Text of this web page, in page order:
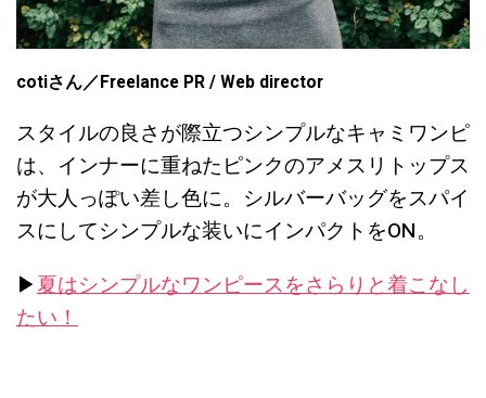
cotiさん／Freelance PR / Web director
スタイルの良さが際立つシンプルなキャミワンピ
は、インナーに重ねたピンクのアメスリトップス
が大人っぽい差し色に。シルバーバッグをスパイ
スにしてシンプルな装いにインパクトをON。
▶︎夏はシンプルなワンピースをさらりと着こなし
たい！